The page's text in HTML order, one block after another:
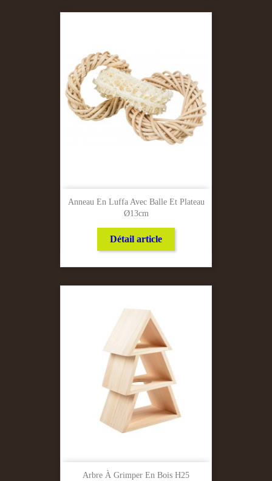
Anneau En Luffa Avec Balle Et Plateau
Ø13cm
Détail article
Arbre À Grimper En Bois H25